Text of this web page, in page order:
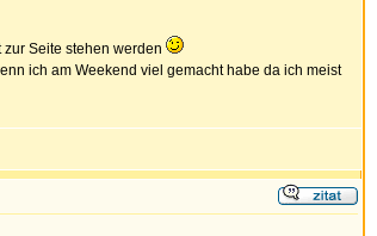
Seite stehen werden
ich am Weekend viel gemacht habe da ich meist